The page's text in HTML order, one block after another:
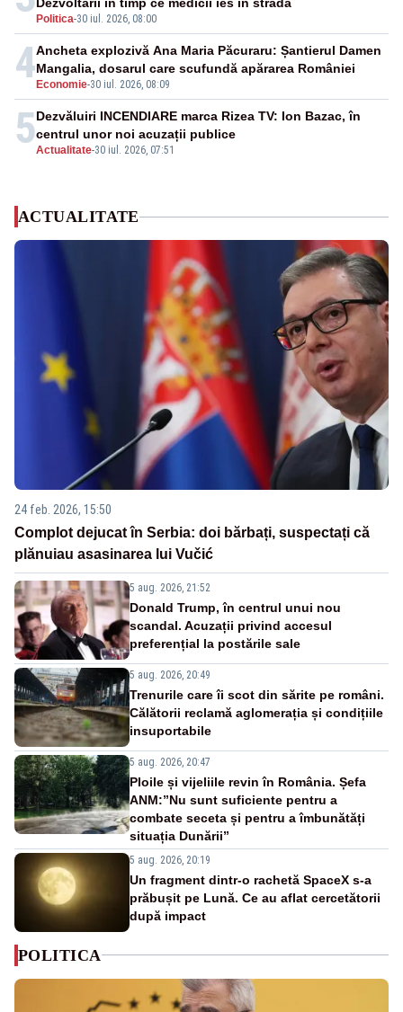
Politica-30 iul. 2026, 08:00
4 Economie-30 iul. 2026, 08:09
Ancheta explozivă Ana Maria Păcuraru: Șantierul Damen
Mangalia, dosarul care scufundă apărarea României
5Actualitate-30 iul. 2026, 07:51
Dezvăluiri INCENDIARE marca Rizea TV: Ion Bazac, în
centrul unor noi acuzații publice
ACTUALITATE
24 feb. 2026, 15:50
Complot dejucat în Serbia: doi bărbați, suspectați că
plănuiau asasinarea lui Vučić
5 aug. 2026, 21:52
Donald Trump, în centrul unui nou
scandal. Acuzații privind accesul
preferențial la postările sale
5 aug. 2026, 20:49
Trenurile care îi scot din sărite pe români.
Călătorii reclamă aglomerația și condițiile
insuportabile
5 aug. 2026, 20:47
Ploile și vijeliile revin în România. Șefa
ANM:”Nu sunt suficiente pentru a
combate seceta și pentru a îmbunătăți
situația Dunării”
5 aug. 2026, 20:19
Un fragment dintr-o rachetă SpaceX s-a
prăbușit pe Lună. Ce au aflat cercetătorii
după impact
POLITICA